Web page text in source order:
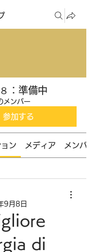
：準備中
メンバー
参加する
ン メディア メンバー
9月8日
di